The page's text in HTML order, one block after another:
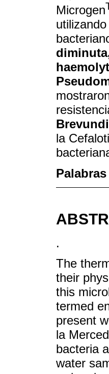
Microgen
la
.
The
their
this
termed
present
la
bacteria
water